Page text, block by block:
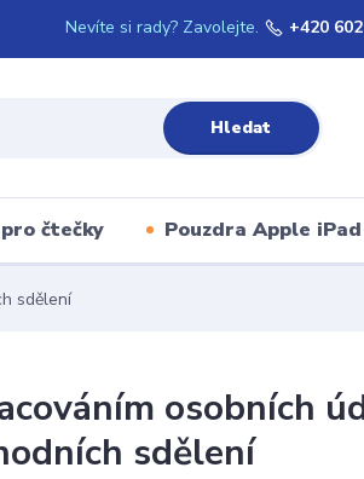
Hledat
Nevíte si rady? Zavolejte. +420
čtečky Pouzdra Apple iPad
sdělení
osobních
sdělení